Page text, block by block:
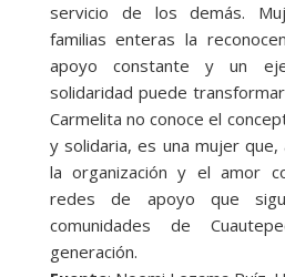
servicio de los demás.
familias enteras la
apoyo constante y un
solidaridad puede
Carmelita no conoce el
y solidaria, es una mujer
la organización y el amor
redes de apoyo que
comunidades de
generación.